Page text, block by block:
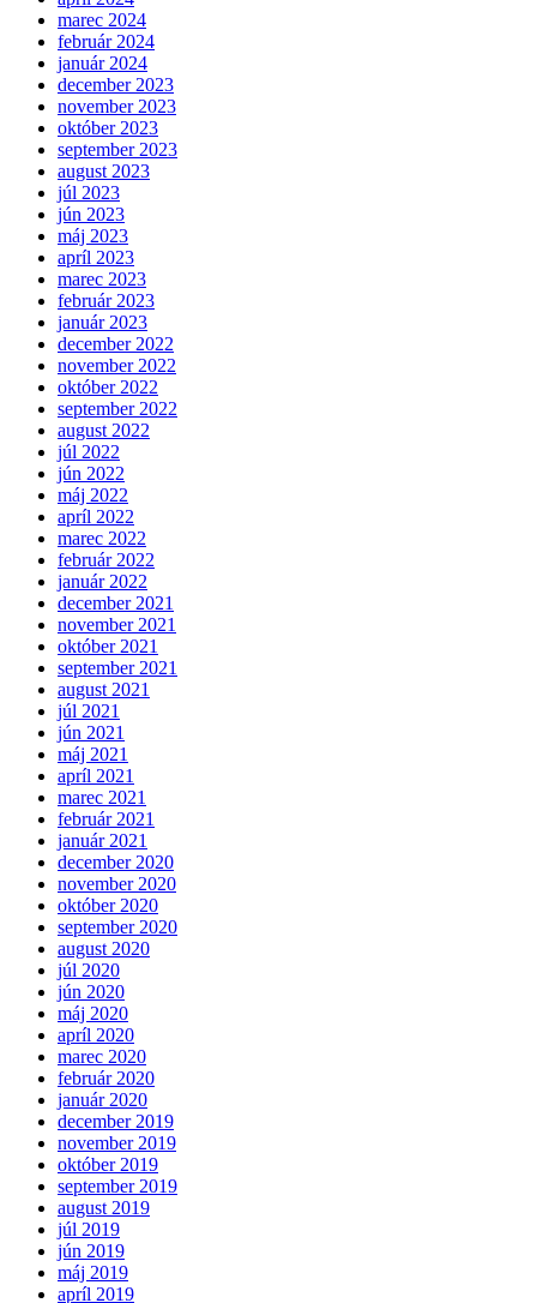
marec 2024
február 2024
január 2024
december 2023
november 2023
október 2023
september 2023
august 2023
júl 2023
jún 2023
máj 2023
apríl 2023
marec 2023
február 2023
január 2023
december 2022
november 2022
október 2022
september 2022
august 2022
júl 2022
jún 2022
máj 2022
apríl 2022
marec 2022
február 2022
január 2022
december 2021
november 2021
október 2021
september 2021
august 2021
júl 2021
jún 2021
máj 2021
apríl 2021
marec 2021
február 2021
január 2021
december 2020
november 2020
október 2020
september 2020
august 2020
júl 2020
jún 2020
máj 2020
apríl 2020
marec 2020
február 2020
január 2020
december 2019
november 2019
október 2019
september 2019
august 2019
júl 2019
jún 2019
máj 2019
apríl 2019